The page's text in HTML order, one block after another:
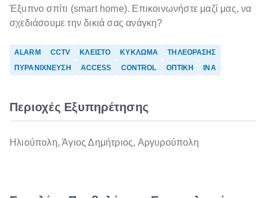
Έξυπνο σπίτι (smart home). Επικοινωνήστε μαζί μας, να
σχεδιάσουμε την δικιά σας ανάγκη?
ALARM CCTV ΚΛΕΙΣΤΟ ΚΥΚΛΩΜΑ
ΤΗΛΕΟΡΑΣΗΣ
ΠΥΡΑΝΙΧΝΕΥΣΗ
ACCESS CONTROL ΟΠΤΙΚΗ ΙΝΑ
Περιοχές Εξυπηρέτησης
Ηλιούπολη, Άγιος Δημήτριος, Αργυρούπολη